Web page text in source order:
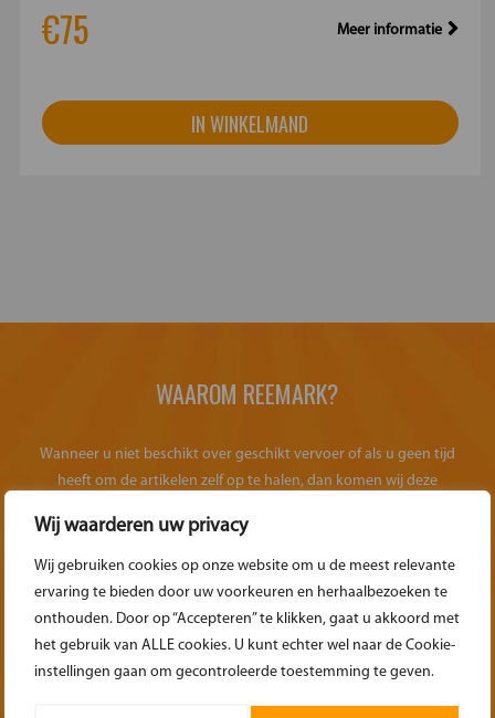
Wij waarderen uw privacy
Wij gebruiken cookies op onze website om u de meest relevante
ervaring te bieden door uw voorkeuren en herhaalbezoeken te
onthouden. Door op “Accepteren” te klikken, gaat u akkoord met
het gebruik van ALLE cookies. U kunt echter wel naar de Cookie-
instellingen gaan om gecontroleerde toestemming te geven.
€75 Meer informatie
IN WINKELMAND
WAAROM REEMARK?
Wanneer u niet beschikt over geschikt vervoer of als u geen tijd
heeft om de artikelen zelf op te halen, dan komen wij deze
hoeft u zich nergens zorgen over te maken.
MEER INFORMATIE